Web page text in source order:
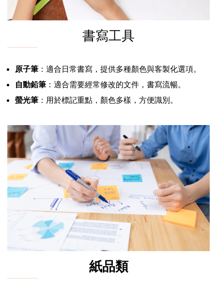
書寫工具
原子筆 ：適合日常書寫，提供多種顏色與客製化選項。
自動鉛筆 ：適合需要經常修改的文件，書寫流暢。
螢光筆 ：用於標記重點，顏色多樣，方便識別。
紙品類